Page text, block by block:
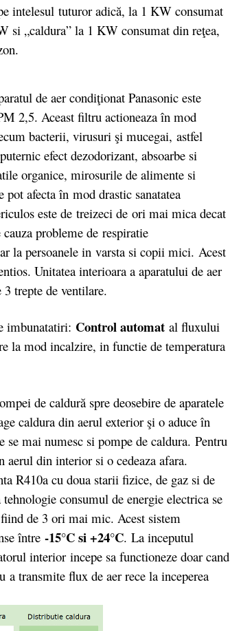
intelesul tuturor adică, la 1 KW consumat
si „caldura” la 1 KW consumat din reţea,
de aer condiţionat Panasonic este
2,5. Aceast filtru actioneaza în mod
bacterii, virusuri şi mucegai, astfel
efect dezodorizant, absoarbe si
organice, mirosurile de alimente si
afecta în mod drastic sanatatea
este de treizeci de ori mai mica decat
probleme de respiratie
la persoanele in varsta si copii mici. Acest
Unitatea interioara a aparatului de aer
3 trepte de ventilare.
imbunatatiri: Control automat al fluxului
la mod incalzire, in functie de temperatura
de caldură spre deosebire de aparatele
caldura din aerul exterior şi o aduce în
se mai numesc si pompe de caldura. Pentru
aerul din interior si o cedeaza afara.
R410a cu doua starii fizice, de gaz si de
consumul de energie electrica se
de 3 ori mai mic. Acest sistem
între -15°C si +24°C. La inceputul
interior incepe sa functioneze doar cand
transmite flux de aer rece la inceperea